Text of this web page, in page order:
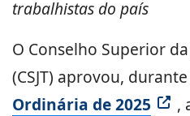
trabalhistas do país
O Conselho Superior
(CSJT) aprovou,
Ordinária de 2025
,